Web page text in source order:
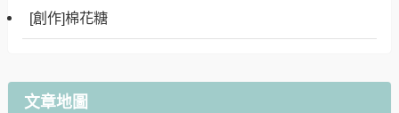
[創作]棉花糖
文章地圖